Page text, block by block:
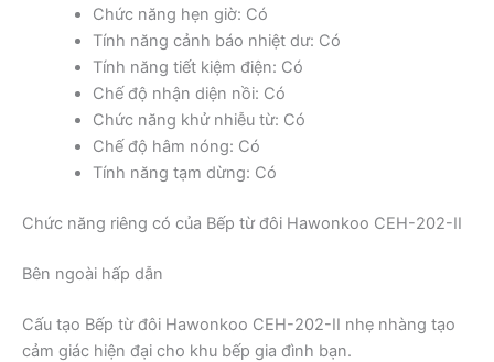
Chức năng hẹn giờ: Có
Tính năng cảnh báo nhiệt dư: Có
Tính năng tiết kiệm điện: Có
Chế độ nhận diện nồi: Có
Chức năng khử nhiễu từ: Có
Chế độ hâm nóng: Có
Tính năng tạm dừng: Có
Chức năng riêng có của Bếp từ đôi Hawonkoo CEH-202-II
Bên ngoài hấp dẫn
Cấu tạo Bếp từ đôi Hawonkoo CEH-202-II nhẹ nhàng tạo
cảm giác hiện đại cho khu bếp gia đình bạn.